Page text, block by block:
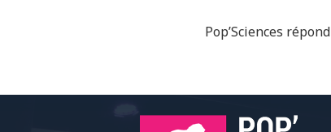
Pop’Sciences